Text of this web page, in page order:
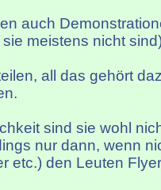
auch
meistens nicht
all das gehört
sind sie wohl
nur dann, wenn
etc.) den Leuten